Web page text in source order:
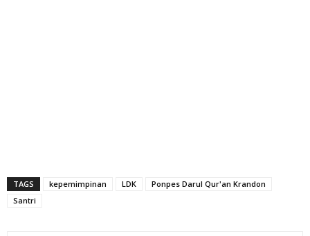
TAGS kepemimpinan LDK
Ponpes Darul Qur'an Krandon
Santri